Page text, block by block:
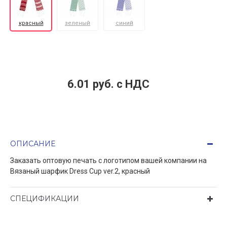
красный зеленый синий
6.01 руб. c НДС
ОПИСАНИЕ
Заказать оптовую печать с логотипом вашей компании на
Вязаный шарфик Dress Cup ver.2, красный
СПЕЦИФИКАЦИИ